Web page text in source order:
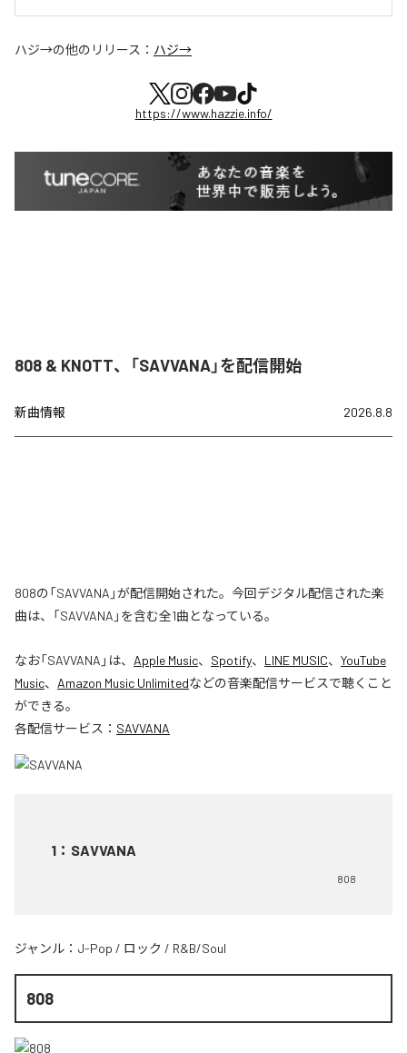
ハジ→の他のリリース： ハジ→
https://www.hazzie.info/
808 & KNOTT、「SAVVANA」を配信開始
新曲情報 2026.8.8
808の「SAVVANA」が配信開始された。今回デジタル配信された楽
曲は、「SAVVANA」を含む全1曲となっている。
なお「SAVVANA 」は、 Apple Music、 Spotify、 LINE MUSIC、 YouTube
Music、 Amazon Music Unlimitedなどの音楽配信サービスで聴くこと
ができる。
各配信サービス： SAVVANA
1 ： SAVVANA
808
ジャンル： J-Pop / ロック / R&B/Soul
808